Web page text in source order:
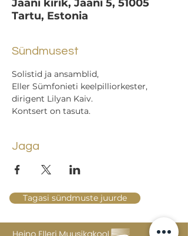
Jaani kirik, Jaani 5, 51005
Tartu, Estonia
Sündmusest
Solistid ja ansamblid,
Eller Sümfonieti keelpilliorkester,
dirigent Lilyan Kaiv.
Kontsert on tasuta.
Jaga
Tagasi sündmuste juurde